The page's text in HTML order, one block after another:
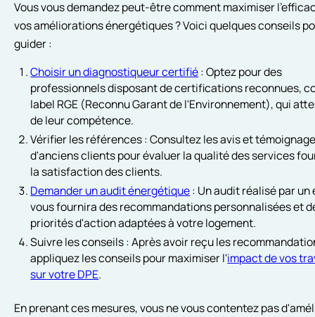
Vous vous demandez peut-être comment maximiser
vos améliorations énergétiques ? Voici quelques conseils
guider :
Choisir un diagnostiqueur certifié: Optez pour des
professionnels disposant de certifications reconnues,
label RGE (Reconnu Garant de l'Environnement), qui
de leur compétence.
Vérifier les références : Consultez les avis et
d'anciens clients pour évaluer la qualité des services
la satisfaction des clients.
Demander un audit énergétique: Un audit réalisé par un
vous fournira des recommandations personnalisées et
priorités d'action adaptées à votre logement.
Suivre les conseils : Après avoir reçu les
appliquez les conseils pour maximiser l'impact de vos
sur votre DPE.
En prenant ces mesures, vous ne vous contentez pas